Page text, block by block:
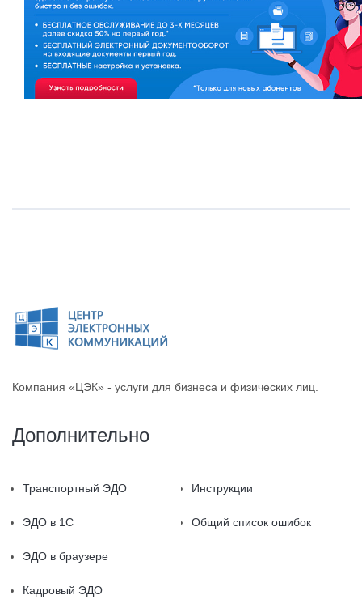
Компания «ЦЭК» - услуги для бизнеса и физических лиц.
Дополнительно
Транспортный ЭДО
ЭДО в 1С
ЭДО в браузере
Кадровый ЭДО
Инструкции
Общий список ошибок